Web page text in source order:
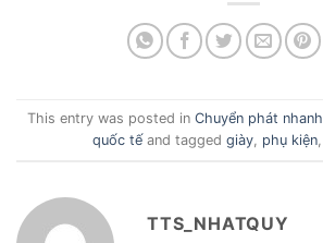
This entry was posted in Chuyển phát nhanh
quốc tếand tagged giày, phụ kiện,
TTS_NHATQUY